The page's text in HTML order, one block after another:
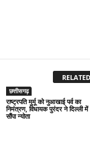
छत्तीसगढ़
राष्ट्रपति मुर्मू को नुआखाई पर्व का
निमंत्रण, विधायक पुरंदर ने दिल्ली में
सौंपा न्योता